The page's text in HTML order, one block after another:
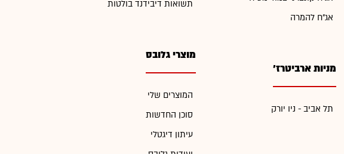
אג"ח להמרה
מניות ארביטרז'
תל אביב - ניו יורק
תשואות דיבידנד בולטות
מוצרי גלובס
המוצרים שלי
סוכן החדשות
עיתון דיגטלי